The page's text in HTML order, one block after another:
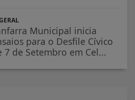
Municipal inicia
para o Desfile Cívico
7 de Setembro em Cel...